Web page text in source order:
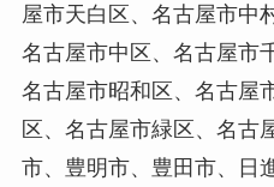
屋市天白区、名古屋市中
名古屋市中区、名古屋市
名古屋市昭和区、名古屋
区、名古屋市緑区、名古
市、豊明市、豊田市、日